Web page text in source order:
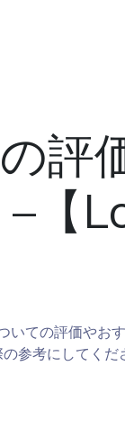
評
【
いての評価やお
参考にしてくだ